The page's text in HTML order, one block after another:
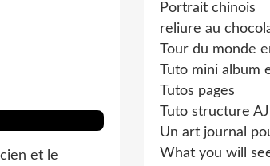
et le
Portrait chinois
reliure au
Tour du monde
Tuto mini album
Tutos pages
Tuto structure AJ
Un art journal
What you will